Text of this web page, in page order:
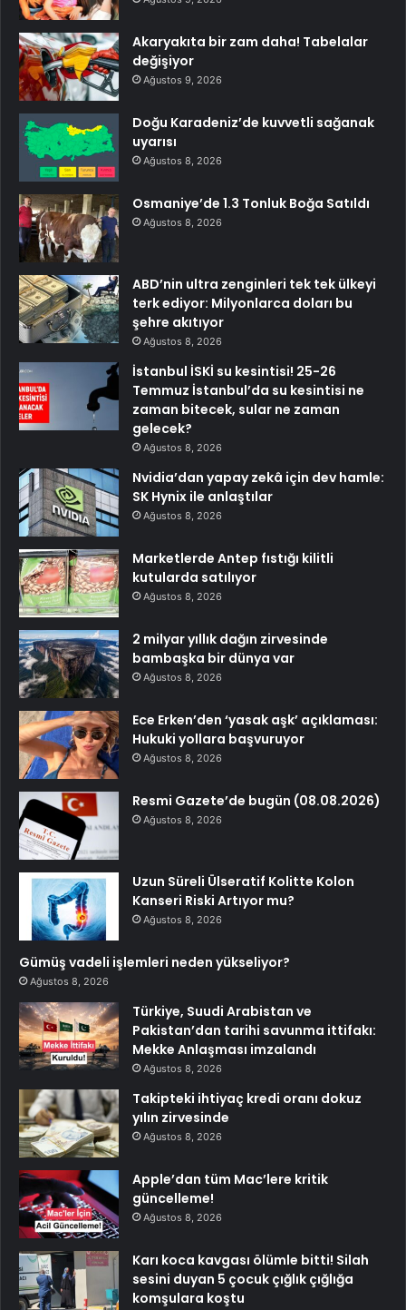
Akaryakıta bir zam daha! Tabelalar
değişiyor
Ağustos 9, 2026
Doğu Karadeniz’de kuvvetli sağanak
uyarısı
Ağustos 8, 2026
Osmaniye’de 1.3 Tonluk Boğa Satıldı
Ağustos 8, 2026
ABD’nin ultra zenginleri tek tek ülkeyi
terk ediyor: Milyonlarca doları bu
şehre akıtıyor
Ağustos 8, 2026
İstanbul İSKİ su kesintisi! 25-26
Temmuz İstanbul’da su kesintisi ne
zaman bitecek, sular ne zaman
gelecek?
Ağustos 8, 2026
Nvidia’dan yapay zekâ için dev hamle:
SK Hynix ile anlaştılar
Ağustos 8, 2026
Marketlerde Antep fıstığı kilitli
kutularda satılıyor
Ağustos 8, 2026
2 milyar yıllık dağın zirvesinde
bambaşka bir dünya var
Ağustos 8, 2026
Ece Erken’den ‘yasak aşk’ açıklaması:
Hukuki yollara başvuruyor
Ağustos 8, 2026
Resmi Gazete’de bugün (08.08.2026)
Ağustos 8, 2026
Uzun Süreli Ülseratif Kolitte Kolon
Kanseri Riski Artıyor mu?
Ağustos 8, 2026
Gümüş vadeli işlemleri neden yükseliyor?
Ağustos 8, 2026
Türkiye, Suudi Arabistan ve
Pakistan’dan tarihi savunma ittifakı:
Mekke Anlaşması imzalandı
Ağustos 8, 2026
Takipteki ihtiyaç kredi oranı dokuz
yılın zirvesinde
Ağustos 8, 2026
Apple’dan tüm Mac’lere kritik
güncelleme!
Ağustos 8, 2026
Karı koca kavgası ölümle bitti! Silah
sesini duyan 5 çocuk çığlık çığlığa
komşulara koştu